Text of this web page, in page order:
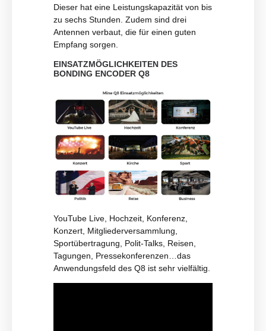
Dieser hat eine Leistungskapazität von bis
zu sechs Stunden. Zudem sind drei
Antennen verbaut, die für einen guten
Empfang sorgen.
EINSATZMÖGLICHKEITEN DES
BONDING ENCODER Q8
YouTube Live, Hochzeit, Konferenz,
Konzert, Mitgliederversammlung,
Sportübertragung, Polit-Talks, Reisen,
Tagungen, Pressekonferenzen…das
Anwendungsfeld des Q8 ist sehr vielfältig.